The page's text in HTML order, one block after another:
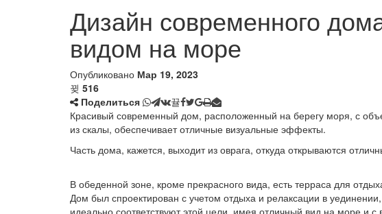
Дизайн современного
видом на море
Опубликовано Мар 19, 2023
516
Поделиться
Красивый современный дом, расположенный на берегу моря, с
из скалы, обеспечивает отличные визуальные эффекты.
Часть дома, кажется, выходит из оврага, откуда открываются
В обеденной зоне, кроме прекрасного вида, есть терраса для
Дом был спроектирован с учетом отдыха и релаксации в
идеально соответствуют этой цели, имея отличный вид на море и